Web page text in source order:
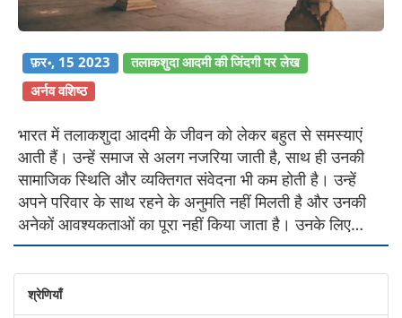
फ़र॰, 15 2023
तलाकशुदा आदमी की जिंदगी पर लेख
अर्नव वशिष्ठ
भारत में तलाकशुदा आदमी के जीवन को लेकर बहुत से समस्याएं
आती हैं। उन्हें समाज से अलग नजरिया जाती है, साथ ही उनकी
सामाजिक स्थिति और व्यक्तिगत संवेदना भी कम होती है। उन्हें
अपने परिवार के साथ रहने के अनुमति नहीं मिलती है और उनकी
अनेकों आवश्यकताओं का पूरा नहीं किया जाता है। उनके लिए
आर्थिक समस्याएं और सामाजिक अपमान भी सामने आती हैं।
इसलिए, तलाकशुदा आदमी के जीवन को कठिन कहा जा सकता है।
श्रेणियाँ